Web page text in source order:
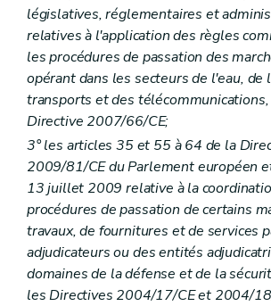
Art. 29
Art.29/1
Art.29/2
Art. 30
Section 3 Procédures de
Art. 31
Art. 32
Art. 33
Chapitre 3 Mécanisme
Art. 34
Titre III La motivation, l'information et les voies de recours pour les marchés
Chapitre I
Marchés atteignant les
Section 1re
Champ
Art. 35
Section 2 Décision motivée
Art. 36
Art. 37
législatives, réglementaires et
relatives à l'application des règles
les procédures de passation des
opérant dans les secteurs de l'eau, de
transports et des
Directive 2007/66/CE;
3° les articles 35 et 55 à 64 de la
2009/81/CE du Parlement européen
13 juillet 2009 relative à la
procédures de passation de certains
travaux, de fournitures et de services
adjudicateurs ou des entités
domaines de la défense et de la
les Directives 2004/17/CE et 2004/